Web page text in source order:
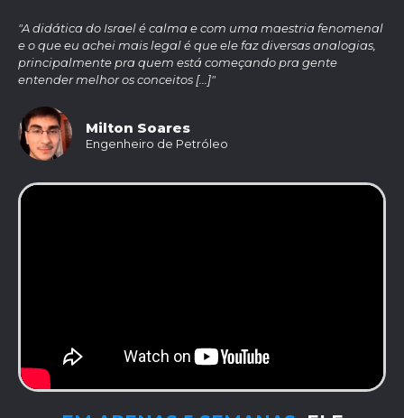
"A didática do Israel é calma e com uma maestria fenomenal
e o que eu achei mais legal é que ele faz diversas analogias,
principalmente pra quem está começando pra gente
entender melhor os conceitos [...]"
Milton Soares
Engenheiro de Petróleo